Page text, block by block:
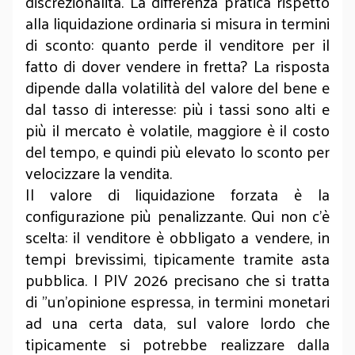
alla liquidazione ordinaria si misura in termini
di sconto: quanto perde il venditore per il
fatto di dover vendere in fretta? La risposta
dipende dalla volatilità del valore del bene e
dal tasso di interesse: più i tassi sono alti e
più il mercato è volatile, maggiore è il costo
del tempo, e quindi più elevato lo sconto per
velocizzare la vendita.
Il valore di liquidazione forzata è la
configurazione più penalizzante. Qui non c’è
scelta: il venditore è obbligato a vendere, in
tempi brevissimi, tipicamente tramite asta
pubblica. I PIV 2026 precisano che si tratta
di "un’opinione espressa, in termini monetari
ad una certa data, sul valore lordo che
tipicamente si potrebbe realizzare dalla